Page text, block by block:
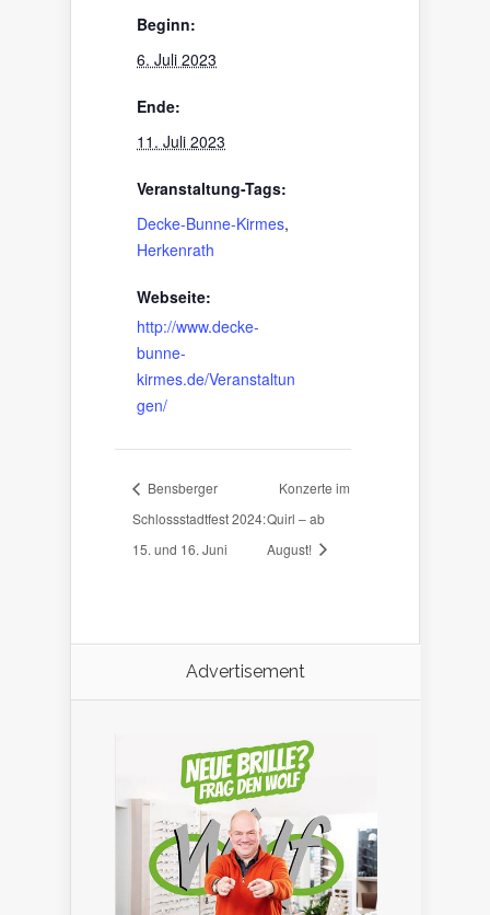
Beginn:
6. Juli 2023
Ende:
11. Juli 2023
Veranstaltung-Tags:
Decke-Bunne-Kirmes,
Herkenrath
Webseite:
http://www.decke-
bunne-
kirmes.de/Veranstaltun
gen/
Bensberger
Schlossstadtfest 2024:
15. und 16. Juni
Konzerte im
Quirl – ab
August!
Advertisement